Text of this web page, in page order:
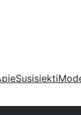
Susisiekti